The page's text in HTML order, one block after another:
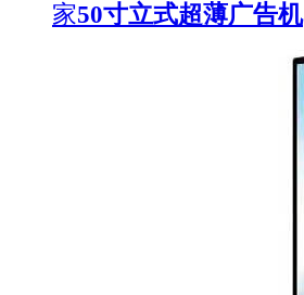
家50寸立式超薄广告机